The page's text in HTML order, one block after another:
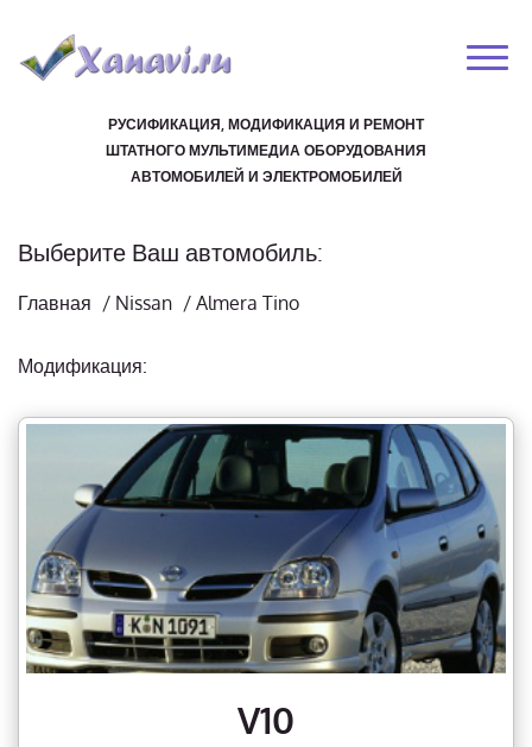
РУСИФИКАЦИЯ, МОДИФИКАЦИЯ И РЕМОНТ
ШТАТНОГО МУЛЬТИМЕДИА ОБОРУДОВАНИЯ
АВТОМОБИЛЕЙ И ЭЛЕКТРОМОБИЛЕЙ
Выберите Ваш автомобиль:
Главная / Nissan / Almera Tino
Модификация:
V10